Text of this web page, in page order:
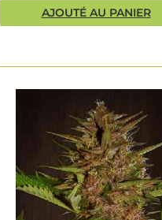
AJOUTÉ AU PANIER